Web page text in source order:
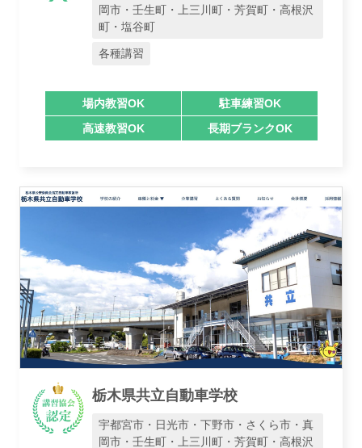
岡市・壬生町・上三川町・芳賀町・高根沢
町・塩谷町
各種講習
場内教習OK
駐車練習OK
高速教習OK
長期ブランクOK
栃木県共立自動車学校
宇都宮市・日光市・下野市・さくら市・真
岡市・壬生町・上三川町・芳賀町・高根沢